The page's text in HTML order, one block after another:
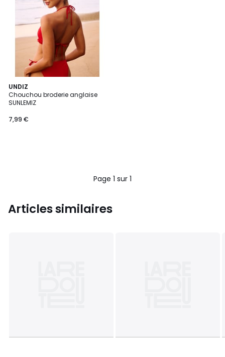
UNDIZ
Chouchou broderie anglaise
SUNLEMIZ
7,99 €
Page 1 sur 1
Articles similaires